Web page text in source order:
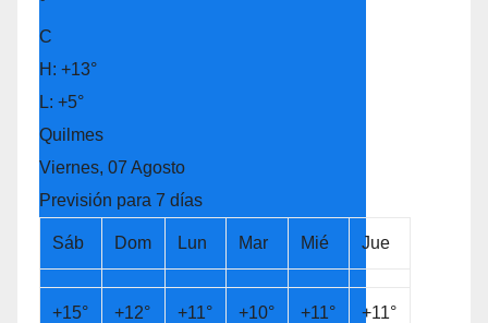
C
H: +13°
L: +5°
Quilmes
Viernes, 07 Agosto
Previsión para 7 días
Sáb Dom Lun Mar Mié Jue
+15° +12° +11° +10° +11° +11°